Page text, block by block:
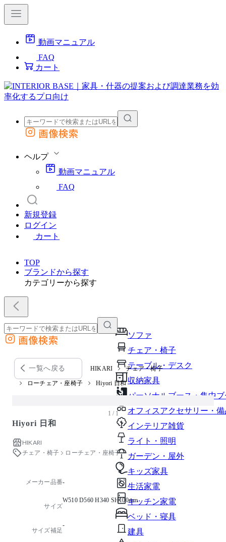
動画マニュアル
FAQ
カート
外部サイトの商品をカートに追加
画像検索
ヘルプ
動画マニュアル
FAQ
新規登録
ログイン
カート
TOP
ブランドから探す
カテゴリーから探す
ソファ
チェア・椅子
テーブル・デスク
収納家具
パーソナルブース・集中
オフィスアクセサリー・備
インテリア雑貨
ライト・照明
ガーデン・屋外
キッズ家具
生活家電
キッチン家電
ベッド・寝具
建具
外部サイトの商品をカートに追加
他のサイトで見つけた商品ページのURLを貼り付けて、カートに追加できます
画像検索
一覧へ戻る HIKARI チェア・椅子
ローチェア・座椅子 Hiyori 日和
1 / 1
Hiyori 日和
HIKARI
チェア・椅子
ローチェア・座椅子
メーカー品番-
サイズ
W510 D560 H340 SH100mm
サイズ補足
-